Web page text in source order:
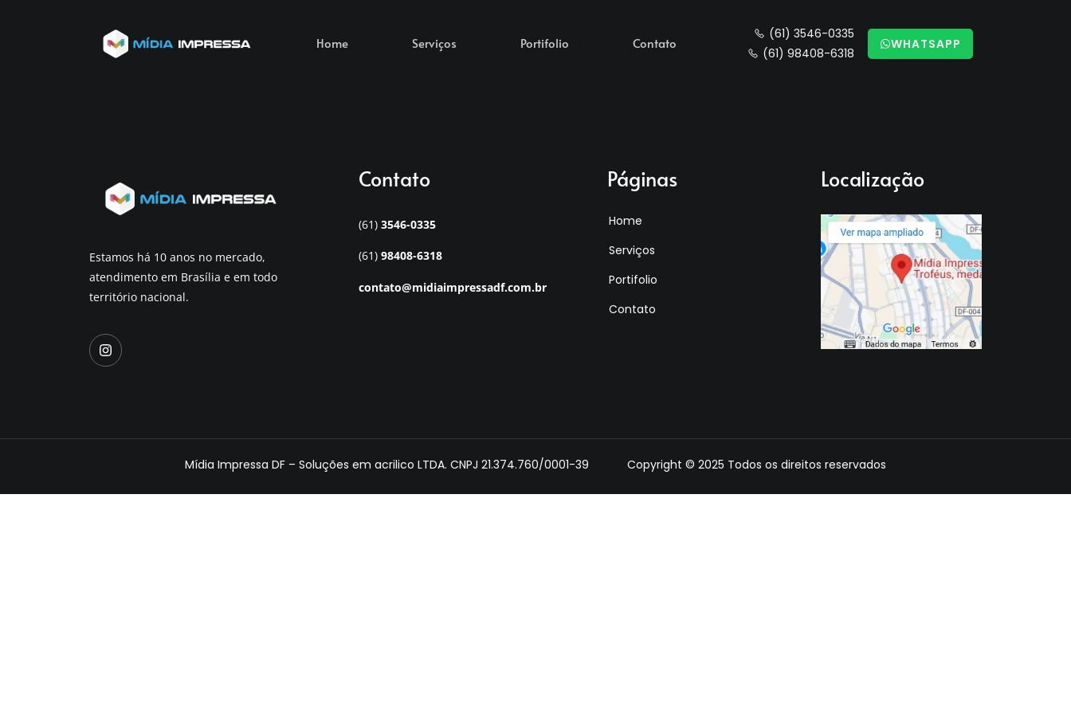
Home Serviços Portifolio Contato
(61) 3546-0335
(61) 98408-6318
WHATSAPP
placa de homenagem
Estamos há 10 anos no mercado,
atendimento em Brasília e em todo
território nacional.
Contato
(61) 3546-0335
(61) 98408-6318
contato@midiaimpressadf.com.br
Páginas
Home
Serviços
Portifolio
Contato
Localização
Mídia Impressa DF – Soluções em acrilico LTDA. CNPJ 21.374.760/0001-39 Copyright © 2025 Todos os direitos reservados